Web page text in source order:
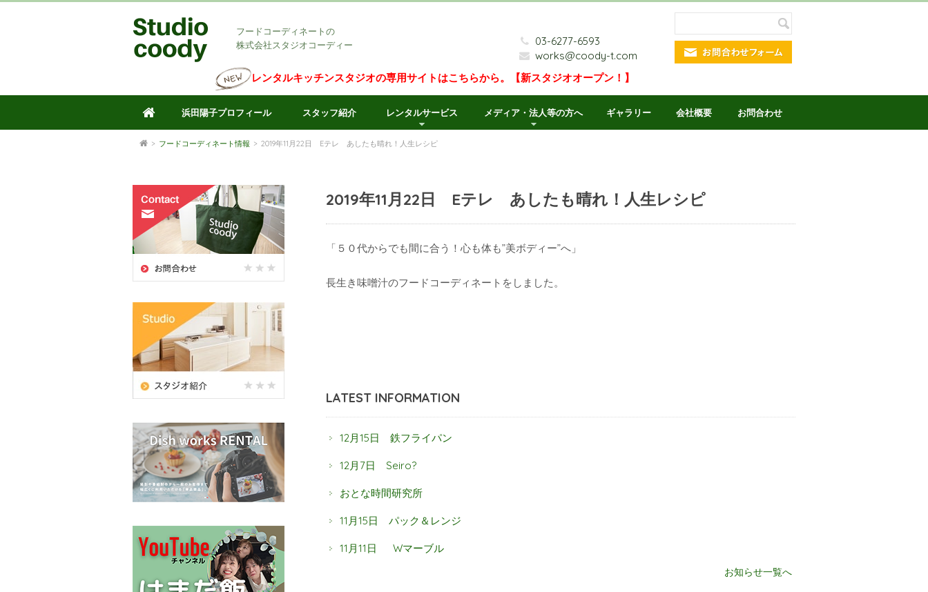
フードコーディネートの
株式会社スタジオコーディー
03-6277-6593
works@coody-t.com
レンタルキッチンスタジオの専用サイトはこちらから。【新スタジオオープン！】
浜田陽子プロフィール スタッフ紹介 レンタルサービス メディア・法人等の方へ ギャラリー 会社概要 お問合わせ
> フードコーディネート情報 > 2019年11月22日 Eテレ あしたも晴れ！人生レシピ
2019年11月22日 Eテレ あしたも晴れ！人生レシピ
「５０代からでも間に合う！心も体も”美ボディー”へ」
長生き味噌汁のフードコーディネートをしました。
LATEST INFORMATION
12月15日 鉄フライパン
12月7日 Seiro?
おとな時間研究所
11月15日 パック＆レンジ
11月11日 Wマーブル
お知らせ一覧へ